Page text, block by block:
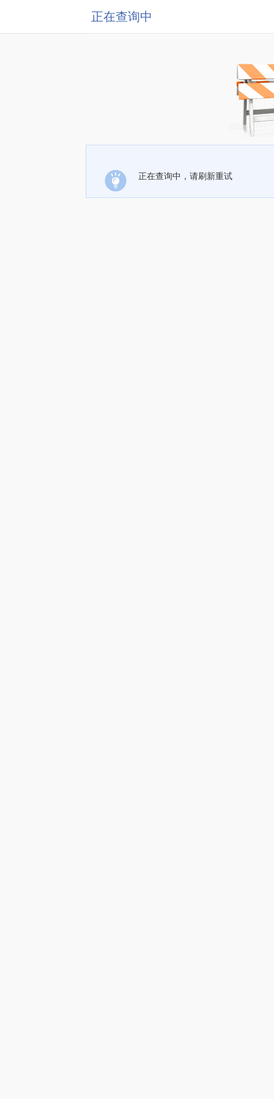
正在查询中
正在查询中，请刷新重试